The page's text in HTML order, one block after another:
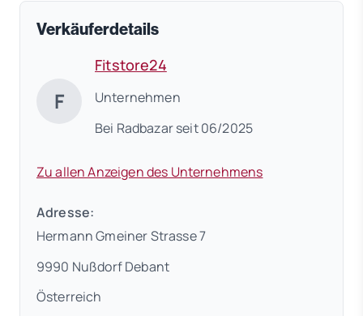
Verkäuferdetails
F
Fitstore24
Unternehmen
Bei Radbazar seit 06/2025
Zu allen Anzeigen des Unternehmens
Adresse:
Hermann Gmeiner Strasse 7
9990 Nußdorf Debant
Österreich